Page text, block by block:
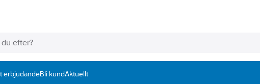
erbjudandeBli kundAktuellt